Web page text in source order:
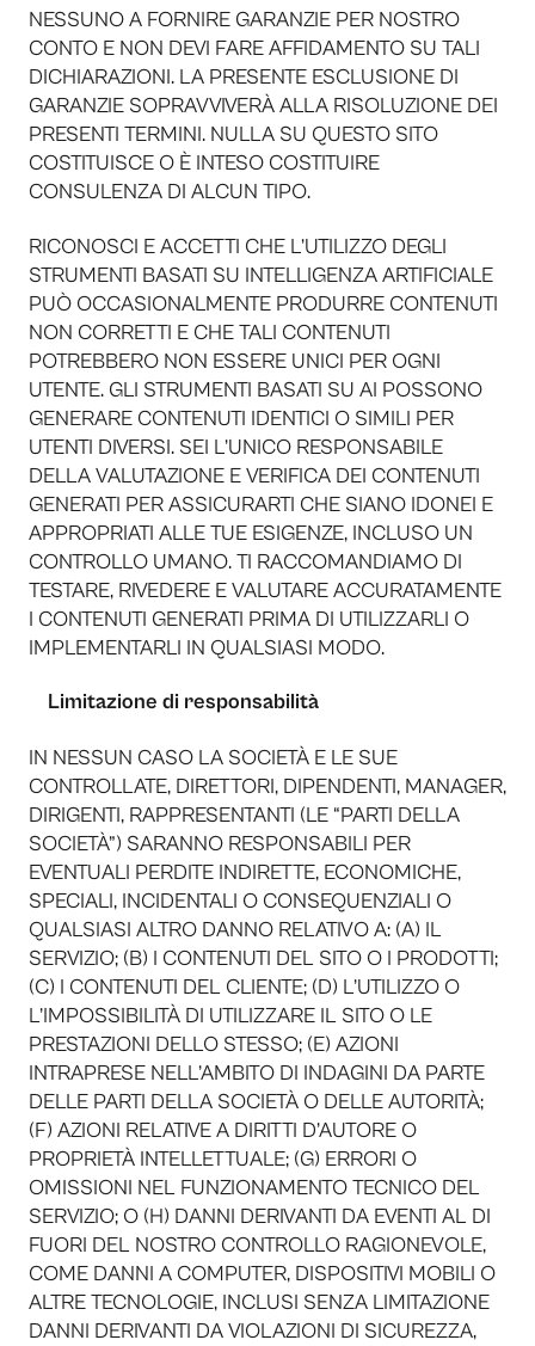
NESSUNO A FORNIRE GARANZIE PER NOSTRO
CONTO E NON DEVI FARE AFFIDAMENTO SU TALI
DICHIARAZIONI. LA PRESENTE ESCLUSIONE DI
GARANZIE SOPRAVVIVERÀ ALLA RISOLUZIONE DEI
PRESENTI TERMINI. NULLA SU QUESTO SITO
COSTITUISCE O È INTESO COSTITUIRE
CONSULENZA DI ALCUN TIPO.
RICONOSCI E ACCETTI CHE L’UTILIZZO DEGLI
STRUMENTI BASATI SU INTELLIGENZA ARTIFICIALE
PUÒ OCCASIONALMENTE PRODURRE CONTENUTI
NON CORRETTI E CHE TALI CONTENUTI
POTREBBERO NON ESSERE UNICI PER OGNI
UTENTE. GLI STRUMENTI BASATI SU AI POSSONO
GENERARE CONTENUTI IDENTICI O SIMILI PER
UTENTI DIVERSI. SEI L’UNICO RESPONSABILE
DELLA VALUTAZIONE E VERIFICA DEI CONTENUTI
GENERATI PER ASSICURARTI CHE SIANO IDONEI E
APPROPRIATI ALLE TUE ESIGENZE, INCLUSO UN
CONTROLLO UMANO. TI RACCOMANDIAMO DI
TESTARE, RIVEDERE E VALUTARE ACCURATAMENTE
I CONTENUTI GENERATI PRIMA DI UTILIZZARLI O
IMPLEMENTARLI IN QUALSIASI MODO.
Limitazione di responsabilità
IN NESSUN CASO LA SOCIETÀ E LE SUE
CONTROLLATE, DIRETTORI, DIPENDENTI, MANAGER,
DIRIGENTI, RAPPRESENTANTI (LE “PARTI DELLA
SOCIETÀ”) SARANNO RESPONSABILI PER
EVENTUALI PERDITE INDIRETTE, ECONOMICHE,
SPECIALI, INCIDENTALI O CONSEQUENZIALI O
QUALSIASI ALTRO DANNO RELATIVO A: (A) IL
SERVIZIO; (B) I CONTENUTI DEL SITO O I PRODOTTI;
(C) I CONTENUTI DEL CLIENTE; (D) L’UTILIZZO O
L’IMPOSSIBILITÀ DI UTILIZZARE IL SITO O LE
PRESTAZIONI DELLO STESSO; (E) AZIONI
INTRAPRESE NELL’AMBITO DI INDAGINI DA PARTE
DELLE PARTI DELLA SOCIETÀ O DELLE AUTORITÀ;
(F) AZIONI RELATIVE A DIRITTI D’AUTORE O
PROPRIETÀ INTELLETTUALE; (G) ERRORI O
OMISSIONI NEL FUNZIONAMENTO TECNICO DEL
SERVIZIO; O (H) DANNI DERIVANTI DA EVENTI AL DI
FUORI DEL NOSTRO CONTROLLO RAGIONEVOLE,
COME DANNI A COMPUTER, DISPOSITIVI MOBILI O
ALTRE TECNOLOGIE, INCLUSI SENZA LIMITAZIONE
DANNI DERIVANTI DA VIOLAZIONI DI SICUREZZA,